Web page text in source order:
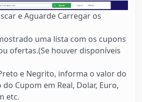
e Aguarde Carregar os
uma lista com os cupons
ofertas.(Se houver disponíveis
e Negrito, informa o valor do
Cupom em Real, Dolar, Euro,
etc.